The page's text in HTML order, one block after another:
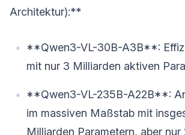
Architektur):**
**Qwen3-VL-30B-A3B**:
mit nur 3 Milliarden aktiven
**Qwen3-VL-235B-A22B**:
im massiven Maßstab mit
Milliarden Parametern, aber nur